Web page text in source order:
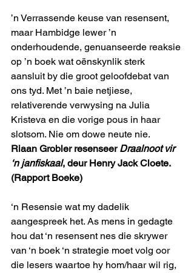
’n Verrassende keuse van resensent,
maar Hambidge lewer ’n
onderhoudende, genuanseerde reaksie
op ’n boek wat oënskynlik sterk
aansluit by die groot geloofdebat van
ons tyd. Met ’n baie netjiese,
relativerende verwysing na Julia
Kristeva en die vorige pous in haar
slotsom. Nie om dowe neute nie.
Riaan Grobler resenseer Draalnoot vir
‘n janfiskaal, deur Henry Jack Cloete.
(Rapport Boeke)
‘n Resensie wat my dadelik
aangespreek het. As mens in gedagte
hou dat ‘n resensent nes die skrywer
van ‘n boek ‘n strategie moet volg oor
die lesers waartoe hy hom/haar wil rig,